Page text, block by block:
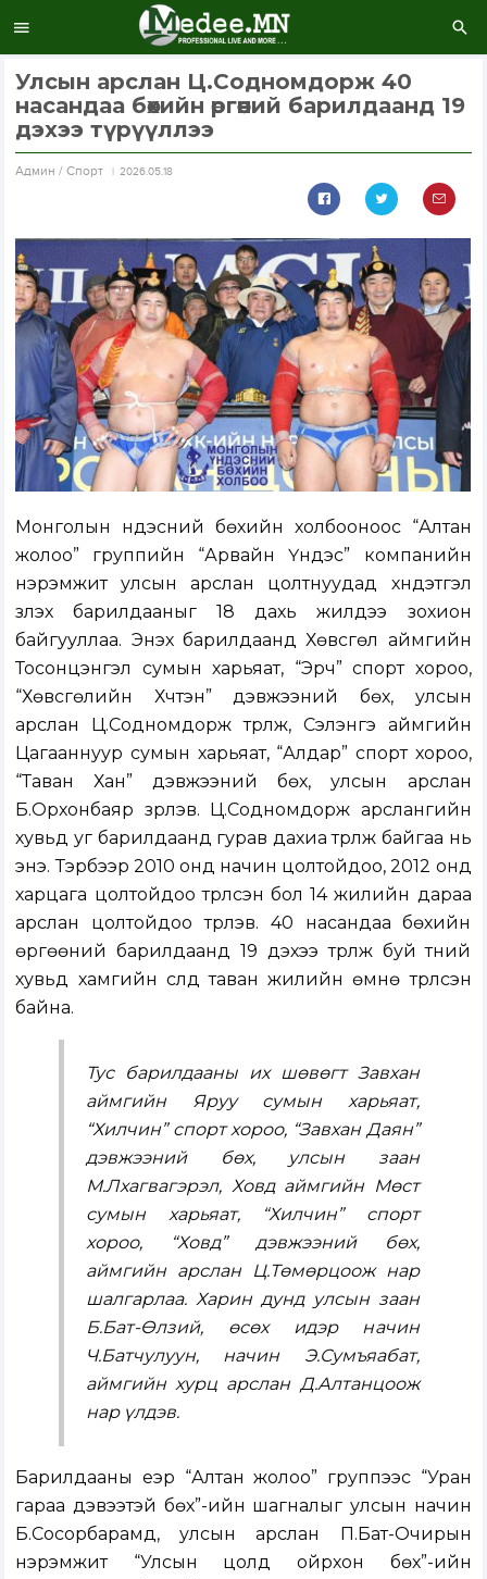
Улсын арслан Ц.Содномдорж 40
насандаа бөхийн өргөөний барилдаанд 19
дэхээ түрүүллээ
Aдмин / Спорт 2026.05.18
Монголын үндэсний бөхийн холбооноос “Алтан
жолоо” группийн “Арвайн Үндэс” компанийн
нэрэмжит улсын арслан цолтнуудад хүндэтгэл
үзүүлэх барилдааныг 18 дахь жилдээ зохион
байгууллаа. Энэхүү барилдаанд Хөвсгөл аймгийн
Тосонцэнгэл сумын харьяат, “Эрч” спорт хороо,
“Хөвсгөлийн Хүчтэн” дэвжээний бөх, улсын
арслан Ц.Содномдорж түрүүлж, Сэлэнгэ аймгийн
Цагааннуур сумын харьяат, “Алдар” спорт хороо,
“Таван Хан” дэвжээний бөх, улсын арслан
Б.Орхонбаяр үзүүрлэв. Ц.Содномдорж арслангийн
хувьд уг барилдаанд гурав дахиа түрүүлж байгаа нь
энэ. Тэрбээр 2010 онд начин цолтойдоо, 2012 онд
харцага цолтойдоо түрүүлсэн бол 14 жилийн дараа
арслан цолтойдоо түрүүлэв. 40 насандаа бөхийн
өргөөний барилдаанд 19 дэхээ түрүүлж буй түүний
хувьд хамгийн сүүлд таван жилийн өмнө түрүүлсэн
байна.
Тус барилдааны их шөвөгт Завхан
аймгийн Яруу сумын харьяат,
“Хилчин” спорт хороо, “Завхан Даян”
дэвжээний бөх, улсын заан
М.Лхагвагэрэл, Ховд аймгийн Мөст
сумын харьяат, “Хилчин” спорт
хороо, “Ховд” дэвжээний бөх,
аймгийн арслан Ц.Төмөрцоож нар
шалгарлаа. Харин дунд улсын заан
Б.Бат-Өлзий, өсөх идэр начин
Ч.Батчулуун, начин Э.Сумъяабат,
аймгийн хурц арслан Д.Алтанцоож
нар үлдэв.
Барилдааны үеэр “Алтан жолоо” группээс “Уран
гараа дэвээтэй бөх”-ийн шагналыг улсын начин
Б.Сосорбарамд, улсын арслан П.Бат-Очирын
нэрэмжит “Улсын цолд ойрхон бөх”-ийн